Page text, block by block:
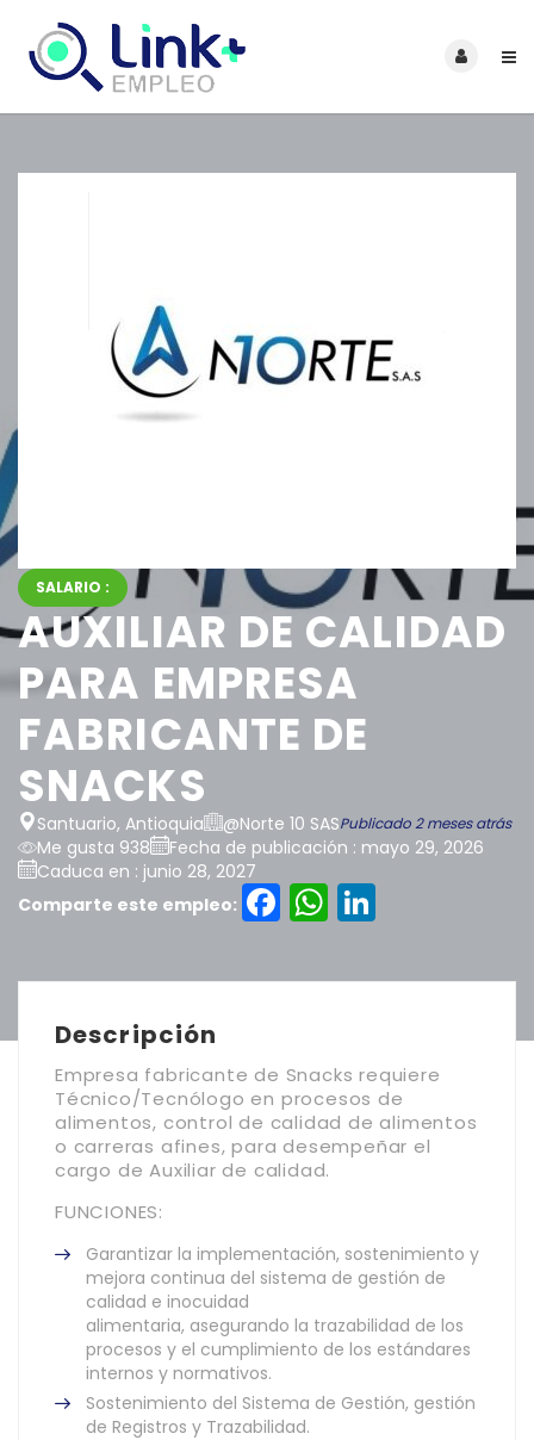
SALARIO :
AUXILIAR DE CALIDAD
PARA EMPRESA
FABRICANTE DE
SNACKS
Santuario, Antioquia @Norte 10 SASPublicado 2 meses atrás
Me gusta 938
Fecha de publicación : mayo 29, 2026
Caduca en : junio 28, 2027
Comparte este empleo:
Facebook
Descripción
Empresa fabricante de Snacks requiere
Técnico/Tecnólogo en procesos de
alimentos, control de calidad de alimentos
o carreras afines, para desempeñar el
cargo de Auxiliar de calidad.
FUNCIONES:
Garantizar la implementación, sostenimiento y
mejora continua del sistema de gestión de
calidad e inocuidad
alimentaria, asegurando la trazabilidad de los
procesos y el cumplimiento de los estándares
internos y normativos.
Sostenimiento del Sistema de Gestión, gestión
de Registros y Trazabilidad.